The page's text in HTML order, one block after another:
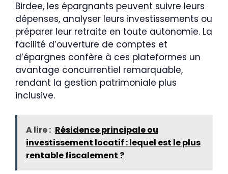
Birdee, les épargnants peuvent suivre leurs
dépenses, analyser leurs investissements ou
préparer leur retraite en toute autonomie. La
facilité d’ouverture de comptes et
d’épargnes confère à ces plateformes un
avantage concurrentiel remarquable,
rendant la gestion patrimoniale plus
inclusive.
A lire : Résidence principale ou
investissement locatif : lequel est le plus
rentable fiscalement ?